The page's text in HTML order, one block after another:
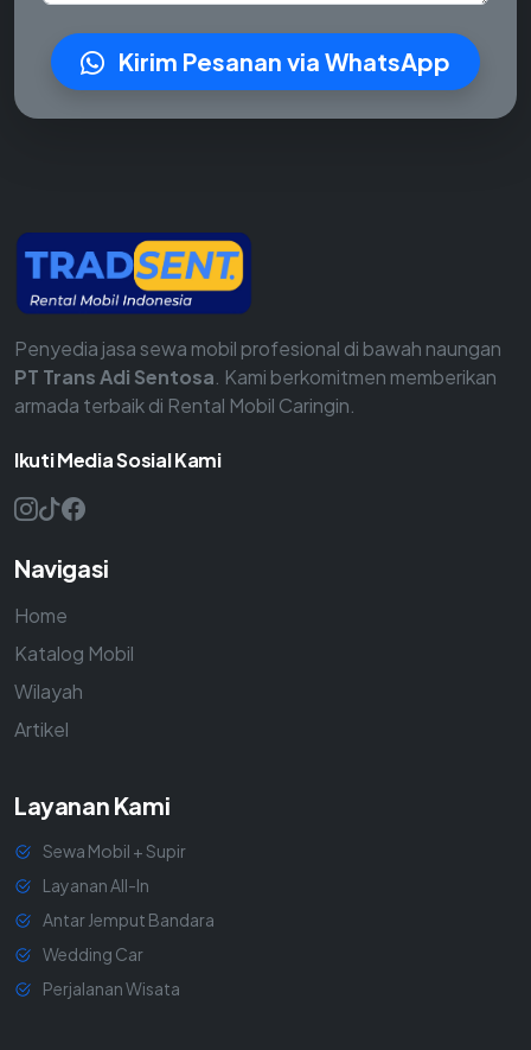
Kirim Pesanan via WhatsApp
Penyedia jasa sewa mobil profesional di bawah naungan
PT Trans Adi Sentosa . Kami berkomitmen memberikan
armada terbaik di Rental Mobil Caringin.
Ikuti Media Sosial Kami
Navigasi
Home
Katalog Mobil
Wilayah
Artikel
Layanan Kami
Sewa Mobil + Supir
Layanan All-In
Antar Jemput Bandara
Wedding Car
Perjalanan Wisata